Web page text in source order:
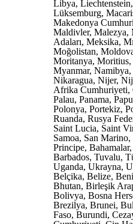
Libya,
Lüksemburg,
Makedonya
Maldivler, Malezya,
Adaları, Meksika,
Moğolistan,
Moritanya,
Myanmar,
Nikaragua, Nijer,
Afrika Cumhuriyeti,
Palau, Panama,
Polonya, Portekiz,
Ruanda, Rusya
Saint Lucia, Saint
Samoa, San
Principe,
Barbados, Tuvalu,
Uganda, Ukrayna,
Belçika, Belize,
Bhutan, Birleşik
Bolivya, Bosna
Brezilya, Brunei,
Faso, Burundi,